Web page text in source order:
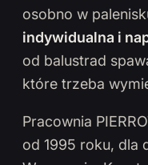
osobno w
indywidualna i
od balustrad
które trzeba
Pracownia
od 1995 roku, dla